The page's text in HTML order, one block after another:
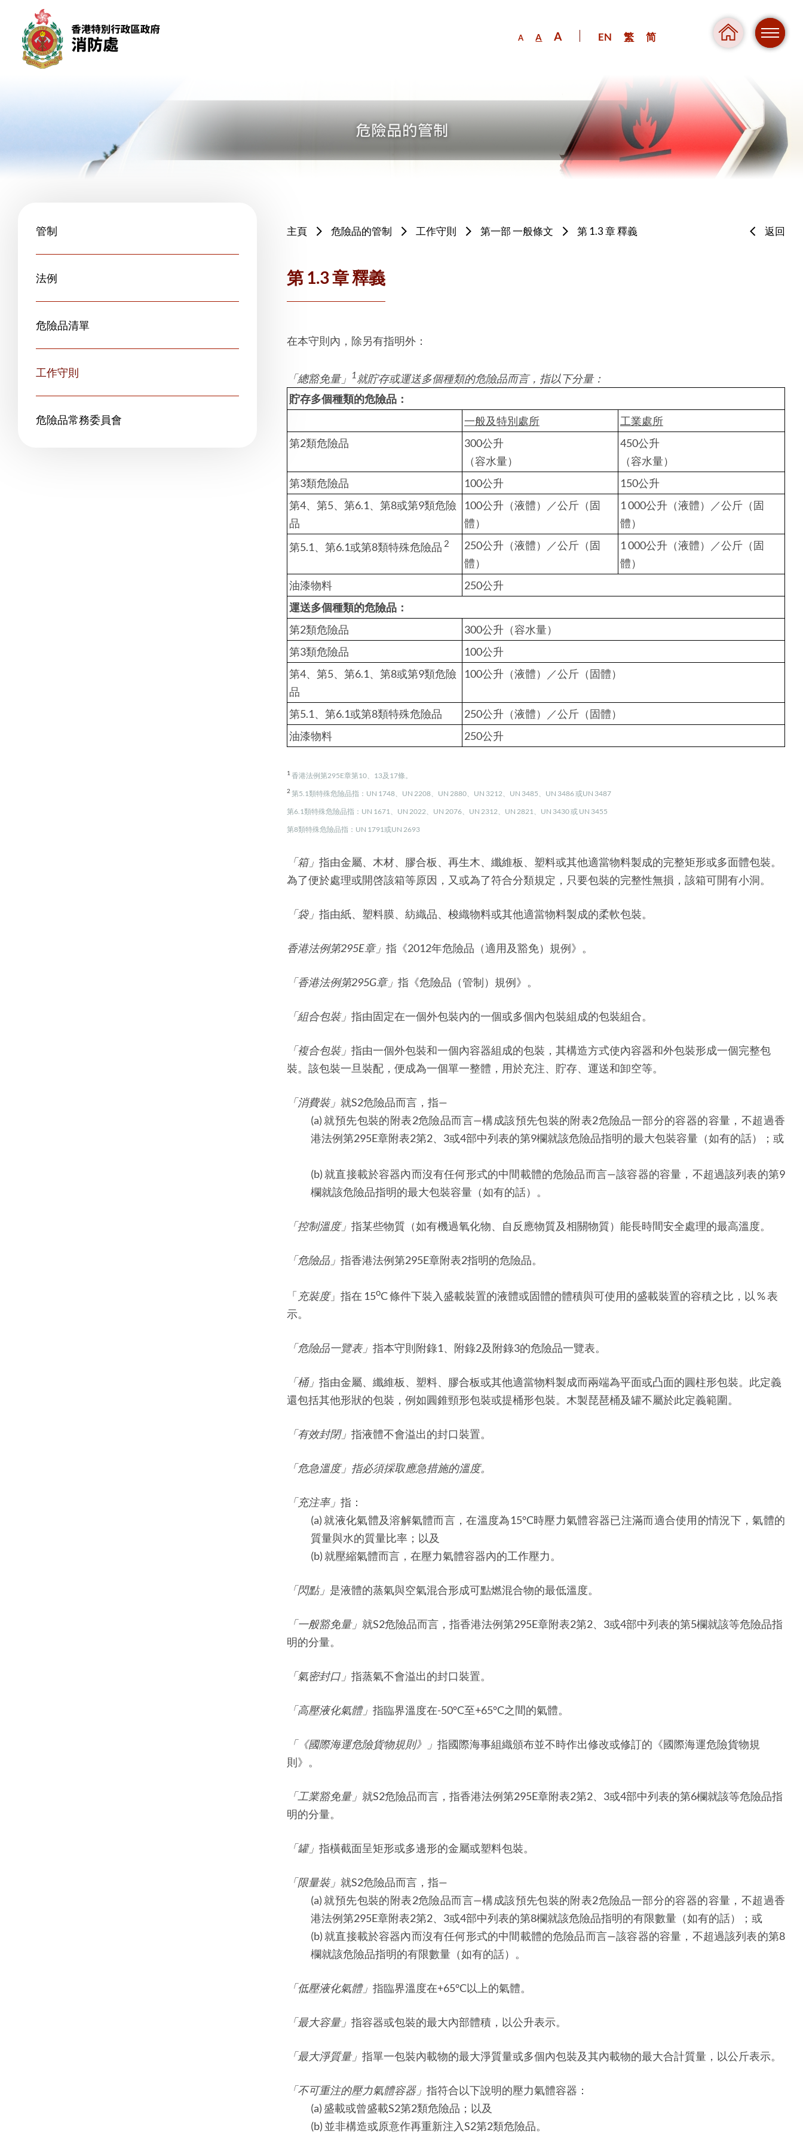
A A A EN 繁 简
危險
壓力
管制
法例
危險品清單
工作守則
危險品常務委員會
主頁 危險品的管制 工作守則 第一部 一般條文 第 1.3 章 釋義 返回
第 1.3 章 釋義
在本守則內，除另有指明外：
「總豁免量」 1就貯存或運送多個種類的危險品而言，指以下分量：
貯存多個種類的危險品：
一般及特別處所
工業處所
第2類危險品
300公升
（容水量）
450公升
（容水量）
第3類危險品
100公升
150公升
第4、第5、第6.1、第8或第9類危險
品
100公升（液體）／公斤（固
體）
1 000公升（液體）／公斤（固
體）
第5.1、第6.1或第8類特殊危險品 2
250公升（液體）／公斤（固
體）
1 000公升（液體）／公斤（固
體）
油漆物料
250公升
運送多個種類的危險品：
第2類危險品
300公升（容水量）
第3類危險品
100公升
第4、第5、第6.1、第8或第9類危險
品
100公升（液體）／公斤（固體）
第5.1、第6.1或第8類特殊危險品
250公升（液體）／公斤（固體）
油漆物料
250公升
1 香港法例第295E章第10、13及17條。
2 第5.1類特殊危險品指：UN 1748、UN 2208、UN 2880、UN 3212、UN 3485、UN 3486 或UN 3487
第6.1類特殊危險品指：UN 1671、UN 2022、UN 2076、UN 2312、UN 2821、UN 3430 或 UN 3455
第8類特殊危險品指：UN 1791或UN 2693
「箱」 指由金屬、木材、膠合板、再生木、纖維板、塑料或其他適當物料製成的完整矩形或多面體包裝。
為了便於處理或開啓該箱等原因，又或為了符合分類規定，只要包裝的完整性無損，該箱可開有小洞。
「袋」 指由紙、塑料膜、紡織品、梭織物料或其他適當物料製成的柔軟包裝。
香港法例第295E章」 指《2012年危險品（適用及豁免）規例》。
「香港法例第295G章」 指《危險品（管制）規例》。
「組合包裝」 指由固定在一個外包裝內的一個或多個內包裝組成的包裝組合。
「複合包裝」 指由一個外包裝和一個內容器組成的包裝，其構造方式使內容器和外包裝形成一個完整包
裝。該包裝一旦裝配，便成為一個單一整體，用於充注、貯存、運送和卸空等。
「消費裝」 就S2危險品而言，指—
(a) 就預先包裝的附表2危險品而言—構成該預先包裝的附表2危險品一部分的容器的容量，不超過香
港法例第295E章附表2第2、3或4部中列表的第9欄就該危險品指明的最大包裝容量（如有的話）；或
(b) 就直接載於容器內而沒有任何形式的中間載體的危險品而言—該容器的容量，不超過該列表的第9
欄就該危險品指明的最大包裝容量（如有的話）。
「控制溫度」 指某些物質（如有機過氧化物、自反應物質及相關物質）能長時間安全處理的最高溫度。
「危險品 」 指香港法例第295E章附表2指明的危險品。
「 充裝度」指在 15oC 條件下裝入盛載裝置的液體或固體的體積與可使用的盛載裝置的容積之比，以 % 表
示。
「危險品一覽表」 指本守則附錄1、附錄2及附錄3的危險品一覽表。
「桶」 指由金屬、纖維板、塑料、膠合板或其他適當物料製成而兩端為平面或凸面的圓柱形包裝。此定義
還包括其他形狀的包裝，例如圓錐頸形包裝或提桶形包裝。木製琵琶桶及罐不屬於此定義範圍。
「有效封閉」 指液體不會溢出的封口裝置。
「危急溫度」 指必須採取應急措施的溫度。
「充注率」 指：
(a) 就液化氣體及溶解氣體而言，在溫度為15°C時壓力氣體容器已注滿而適合使用的情況下，氣體的
質量與水的質量比率；以及
(b) 就壓縮氣體而言，在壓力氣體容器內的工作壓力。
「閃點」 是液體的蒸氣與空氣混合形成可點燃混合物的最低溫度。
「一般豁免量」 就S2危險品而言，指香港法例第295E章附表2第2、3或4部中列表的第5欄就該等危險品指
明的分量。
「氣密封口」 指蒸氣不會溢出的封口裝置。
「高壓液化氣體」 指臨界溫度在-50°C至+65°C之間的氣體。
「《國際海運危險貨物規則》」 指國際海事組織頒布並不時作出修改或修訂的《國際海運危險貨物規
則》。
「工業豁免量」 就S2危險品而言，指香港法例第295E章附表2第2、3或4部中列表的第6欄就該等危險品指
明的分量。
「罐」 指橫截面呈矩形或多邊形的金屬或塑料包裝。
「限量裝」 就S2危險品而言，指—
(a) 就預先包裝的附表2危險品而言—構成該預先包裝的附表2危險品一部分的容器的容量，不超過香
港法例第295E章附表2第2、3或4部中列表的第8欄就該危險品指明的有限數量（如有的話）；或
(b) 就直接載於容器內而沒有任何形式的中間載體的危險品而言—該容器的容量，不超過該列表的第8
欄就該危險品指明的有限數量（如有的話）。
「低壓液化氣體」 指臨界溫度在+65°C以上的氣體。
「最大容量」 指容器或包裝的最大內部體積，以公升表示。
「最大淨質量」 指單一包裝內載物的最大淨質量或多個內包裝及其內載物的最大合計質量，以公斤表示。
「不可重注的壓力氣體容器」 指符合以下說明的壓力氣體容器：
(a) 盛載或曾盛載S2第2類危險品；以及
(b) 並非構造或原意作再重新注入S2第2類危險品。